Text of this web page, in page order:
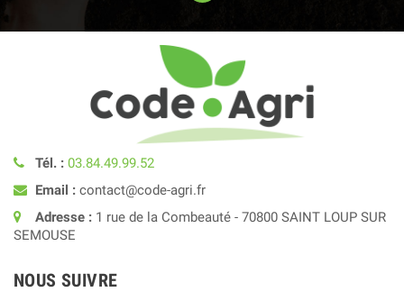
Tél. : 03.84.49.99.52
Email : contact@code-agri.fr
Adresse : 1 rue de la Combeauté - 70800 SAINT LOUP SUR
SEMOUSE
NOUS SUIVRE